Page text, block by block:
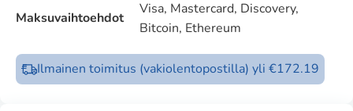
Maksuvaihtoehdot
Visa, Mastercard, Discovery,
Bitcoin, Ethereum
Ilmainen toimitus (vakiolentopostilla) yli €172.19